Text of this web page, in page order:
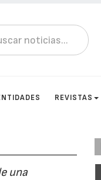
REVISTAS
una